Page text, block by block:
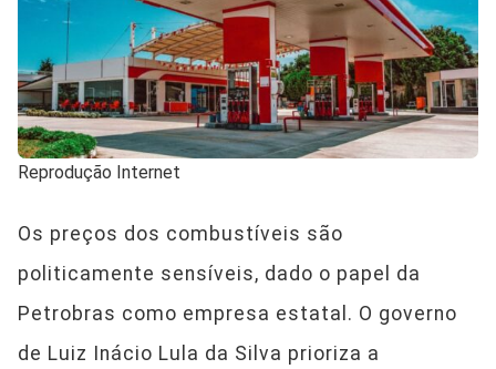
Reprodução Internet
Os preços dos combustíveis são
politicamente sensíveis, dado o papel da
Petrobras como empresa estatal. O governo
de Luiz Inácio Lula da Silva prioriza a